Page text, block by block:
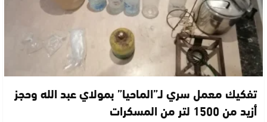
تفكيك معمل سري لـ”الماحيا” بمولاي عبد الله وحجز
أزيد من 1500 لتر من المسكرات